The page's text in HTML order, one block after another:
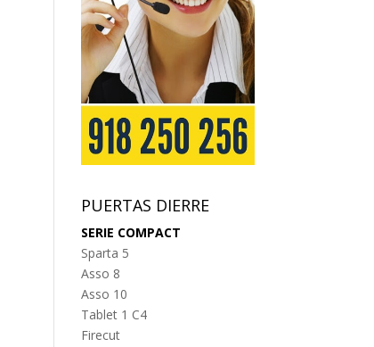
PUERTAS DIERRE
SERIE COMPACT
Sparta 5
Asso 8
Asso 10
Tablet 1 C4
Firecut